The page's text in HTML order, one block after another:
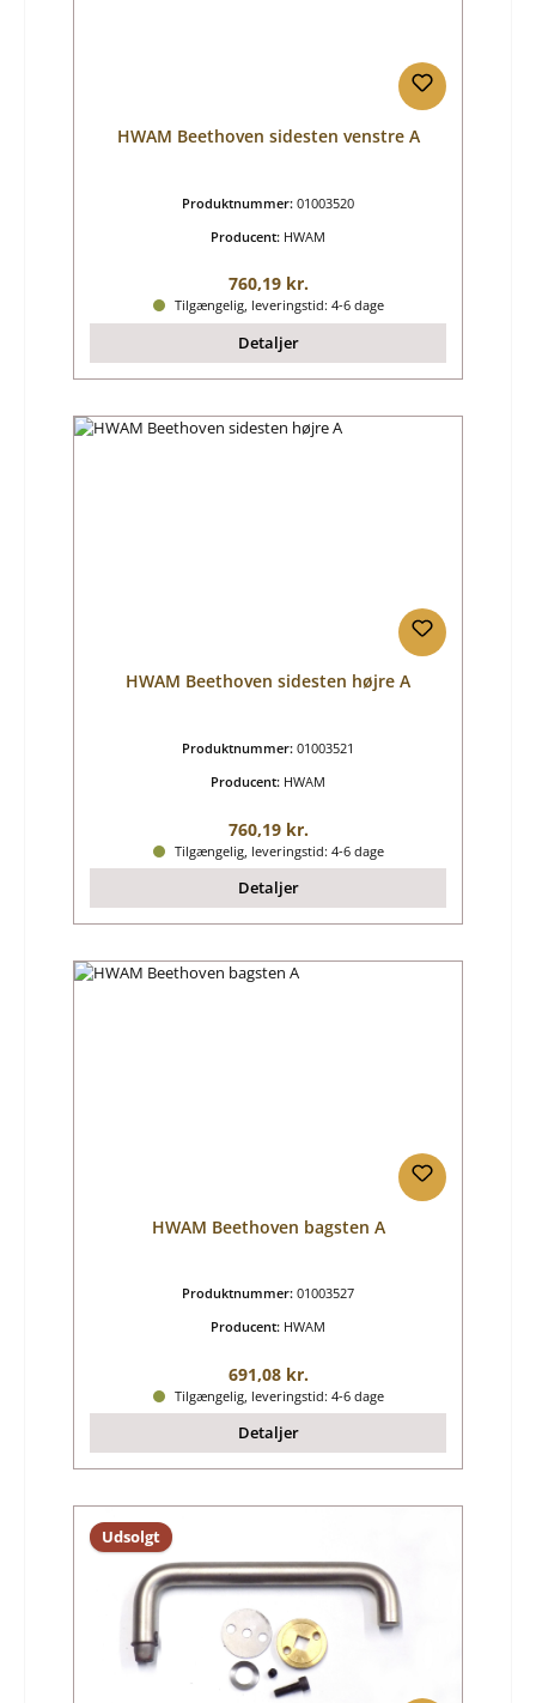
HWAM Beethoven sidesten venstre A
Produktnummer: 01003520
Producent: HWAM
Almindelig pris:
760,19 kr.
Tilgængelig, leveringstid: 4-6 dage
Detaljer
HWAM Beethoven sidesten højre A
Produktnummer: 01003521
Producent: HWAM
Almindelig pris:
760,19 kr.
Tilgængelig, leveringstid: 4-6 dage
Detaljer
HWAM Beethoven bagsten A
Produktnummer: 01003527
Producent: HWAM
Almindelig pris:
691,08 kr.
Tilgængelig, leveringstid: 4-6 dage
Detaljer
Udsolgt